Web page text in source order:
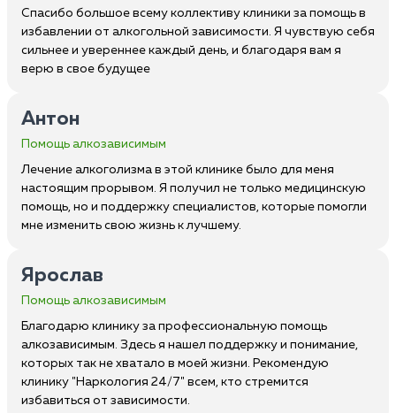
Спасибо большое всему коллективу клиники за помощь в
избавлении от алкогольной зависимости. Я чувствую себя
сильнее и увереннее каждый день, и благодаря вам я
верю в свое будущее
Антон
Помощь алкозависимым
Лечение алкоголизма в этой клинике было для меня
настоящим прорывом. Я получил не только медицинскую
помощь, но и поддержку специалистов, которые помогли
мне изменить свою жизнь к лучшему.
Ярослав
Помощь алкозависимым
Благодарю клинику за профессиональную помощь
алкозависимым. Здесь я нашел поддержку и понимание,
которых так не хватало в моей жизни. Рекомендую
клинику "Наркология 24/7" всем, кто стремится
избавиться от зависимости.